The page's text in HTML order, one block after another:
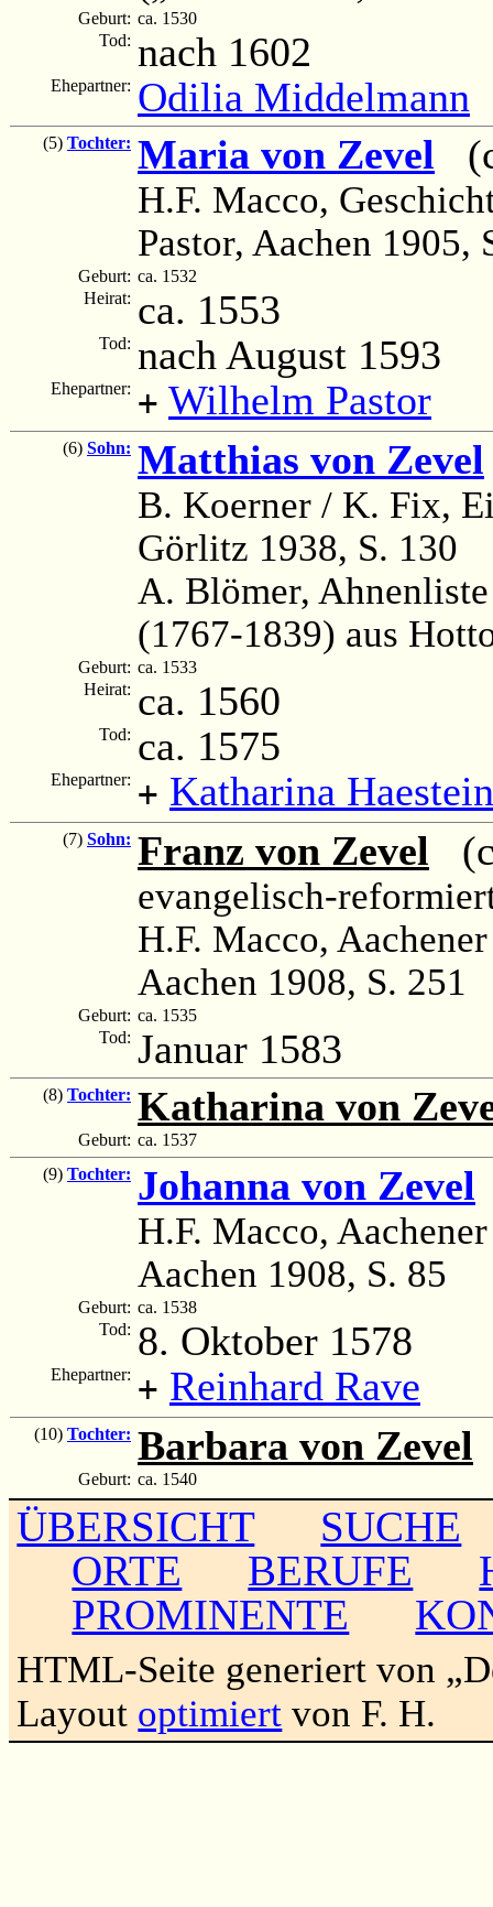
Geburt: ca. 1530
Tod: nach 1602
Ehepartner: Odilia Middelmann
(5) Tochter: Maria von Zevel
H.F. Macco,
Pastor, Aachen 1905,
Geburt: ca. 1532
Heirat: ca. 1553
Tod: nach August 1593
Ehepartner: + Wilhelm Pastor
(6) Sohn: Matthias von Zevel
B. Koerner / K. Fix,
Görlitz 1938, S. 130
A. Blömer,
(1767-1839) aus
Geburt: ca. 1533
Heirat: ca. 1560
Tod: ca. 1575
Ehepartner: + Katharina Haestein
(7) Sohn: Franz von Zevel
evangelisch-
H.F. Macco,
Aachen 1908, S. 251
Geburt: ca. 1535
Tod: Januar 1583
(8) Tochter: Katharina von
Geburt: ca. 1537
(9) Tochter: Johanna von Zevel
H.F. Macco,
Aachen 1908, S. 85
Geburt: ca. 1538
Tod: 8. Oktober 1578
Ehepartner: + Reinhard Rave
(10) Tochter: Barbara von Zevel
Geburt: ca. 1540
ÜBERSICHT
SUCHE
ORTE
BERUFE
PROMINENTE
HTML-Seite generiert von
Layout optimiert von F. H.